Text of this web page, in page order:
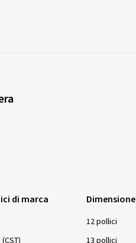
di marca Dimensione
12 pollici
13 pollici